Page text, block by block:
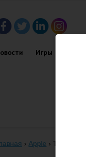
Игры
› Apple › Трейлер